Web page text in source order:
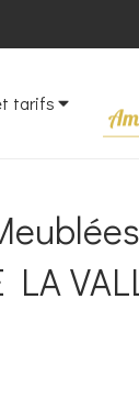
tarifs